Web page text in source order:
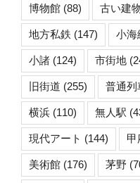
博物館 (88) 古い建
地方私鉄 (147) 小海
小諸 (124) 市街地
旧街道 (255) 普通列
横浜 (110) 無人駅
現代アート (144) 甲
美術館 (176) 茅野